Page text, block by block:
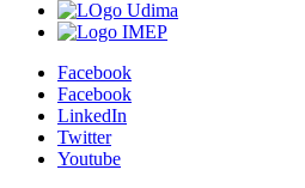
Facebook
Facebook
LinkedIn
Twitter
Youtube